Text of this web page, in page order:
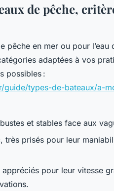
de pêche,
pêche en mer ou pour
adaptées à vos
possibles :
types-de-bateaux/a-
et stables face aux
très prisés pour leur
pour leur vitesse